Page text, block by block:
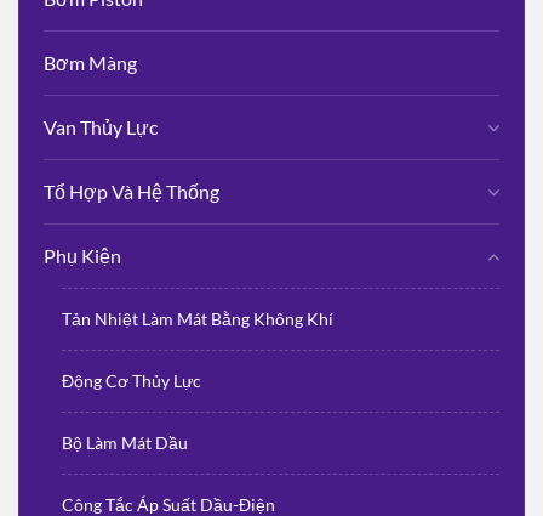
Bơm Màng
Van Thủy Lực
Tổ Hợp Và Hệ Thống
Phụ Kiện
Tản Nhiệt Làm Mát Bằng Không Khí
Động Cơ Thủy Lực
Bộ Làm Mát Dầu
Công Tắc Áp Suất Dầu-Điện